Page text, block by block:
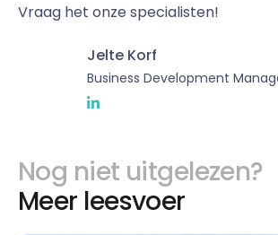
Vraag het onze specialisten!
Jelte Korf
Business Development
Nog niet uitgelezen?
Meer leesvoer